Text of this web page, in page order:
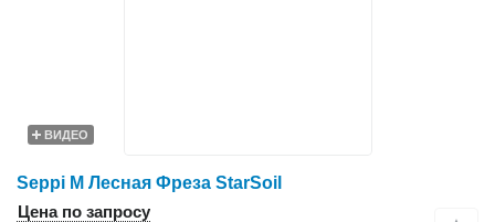
ВИДЕО
Seppi M Лесная Фреза StаrSoil
Цена по запросу